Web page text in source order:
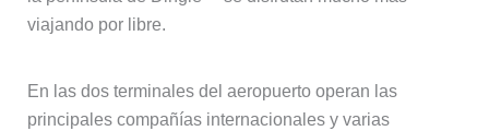
viajando por libre.
En las dos terminales del aeropuerto operan las
principales compañías internacionales y varias